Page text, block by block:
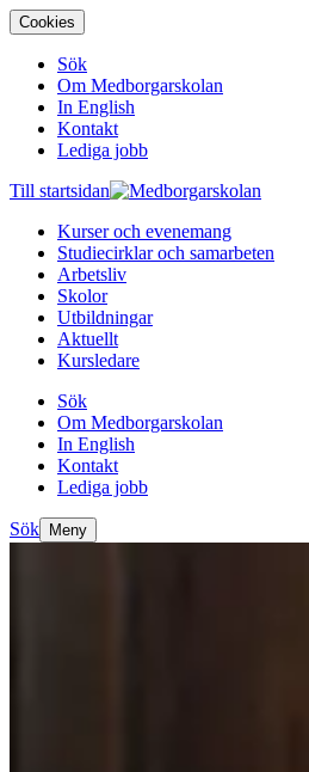
Cookies
Sök
Om Medborgarskolan
In English
Kontakt
Lediga jobb
Till startsidan
Kurser och evenemang
Studiecirklar och samarbeten
Arbetsliv
Skolor
Utbildningar
Aktuellt
Kursledare
Sök
Om Medborgarskolan
In English
Kontakt
Lediga jobb
Sök Meny